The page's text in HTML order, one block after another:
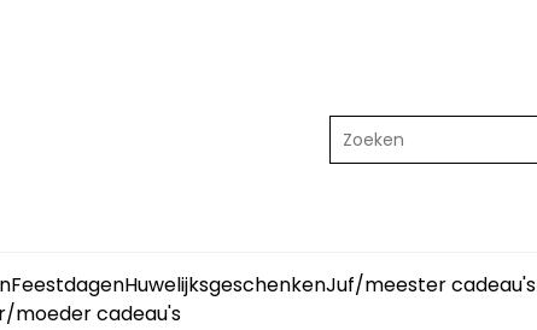
Zoeken
FeestdagenHuwelijksgeschenkenJuf/meester cadeau's
moeder cadeau's